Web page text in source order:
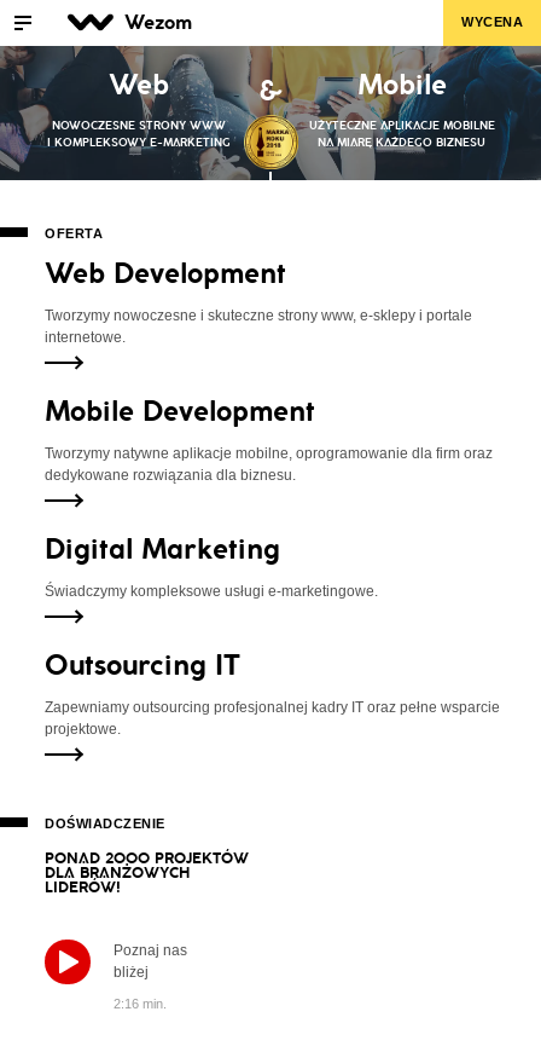
Wezom WYCENA
Web
NOWOCZESNE STRONY WWW
I KOMPLEKSOWY E-MARKETING
& Mobile
UŻYTECZNE APLIKACJE MOBILNE
NA MIARĘ KAŻDEGO BIZNESU
OFERTA
Web Development
Tworzymy nowoczesne i skuteczne strony www, e-sklepy i portale
internetowe.
Mobile Development
Tworzymy natywne aplikacje mobilne, oprogramowanie dla firm oraz
dedykowane rozwiązania dla biznesu.
Digital Marketing
Świadczymy kompleksowe usługi e-marketingowe.
Outsourcing IT
Zapewniamy outsourcing profesjonalnej kadry IT oraz pełne wsparcie
projektowe.
DOŚWIADCZENIE
PONAD 2000 PROJEKTÓW
DLA BRANŻOWYCH
LIDERÓW!
Poznaj nas
bliżej
2:16 min.